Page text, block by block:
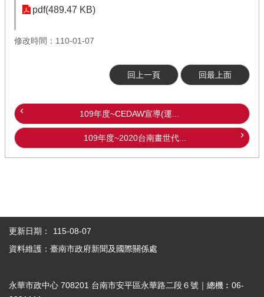
pdf(489.47 KB)
修改時間：110-01-07
回上一頁 回最上面
109年度~CEDAW宣導(運...
109年度~2020台南畫世代...
更新日期：
115-08-07
資料維護：臺南市政府新聞及國際關係處
永華市政中心 708201 台南市安平區永華路二段６號｜總機︰06-